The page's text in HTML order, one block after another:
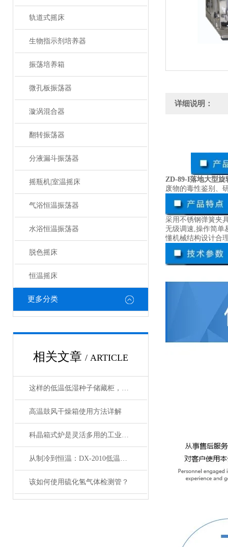
轨道式摇床
生物指示剂培养器
振荡培养箱
微孔板振荡器
漩涡混合器
翻转振荡器
分液漏斗振荡器
摇瓶机|室温摇床
气浴恒温振荡器
水浴恒温振荡器
脱色摇床
恒温摇床
更多分类
相关文章 / ARTICLE
这样的低温低湿种子储藏柜，您值得拥有
高温鼓风干燥箱使用方法详解
科晶箱式炉是灵活多用的工业好帮手
从制冷到恒温：DX-2010低温恒温循环器的核心原理解析
该如何使用硫化氢气体检测管？
详细说明：
ZD-89-I落地大型旋
废物的毒性鉴别、
采用不锈钢弹簧夹
无级调速,操作简单
懂机械结构设计合